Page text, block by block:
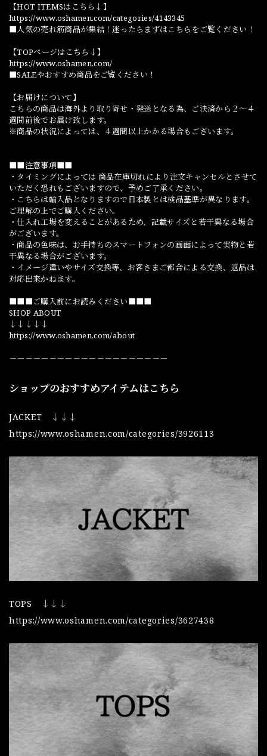
【HOT ITEMSはこちら↓】
https://www.oshamen.com/categories/4143345
■人気の売れ筋商品が集結！迷ったらまずはこちらをご覧ください！
【TOPページはこちら↓】
https://www.oshamen.com/
■SALEやおすすめ商品をご覧ください！
【お届けについて】
こちらの商品は海外より取り寄せ・発送となる為、ご決済から２～４
週間前後でお届け致します。
※商品の状況によっては、４週間以上かかる場合もございます。
■■注意事項■■
・タイミングによっては 商品在庫切れにより注文キャンセルとさせて
いただく恐れもございますので、予めご了承ください。
・こちらは輸入品となりますので日本製とは検品基準が異なります。
ご理解の上でご購入ください。
・仕入れ工場を変えることがあるため、記載サイズと若干異なる場合
がございます。
・商品の色味は、お手持ちのスマートフォンの画面によって実物と若
干異なる場合がございます。
・イメージ違いやサイズ交換等、お客さまご都合による交換、返品は
対応出来かねます。
■■■ご購入前にお読みください■■■
SHOP ABOUT
↓↓↓↓↓
https://www.oshamen.com/about
－－－－－－－－－－－－－－－－－－－－
ショップのおすすめアイテムはこちら
JACKET ↓↓↓
https://www.oshamen.com/categories/3926113
TOPS ↓↓↓
https://www.oshamen.com/categories/3627438